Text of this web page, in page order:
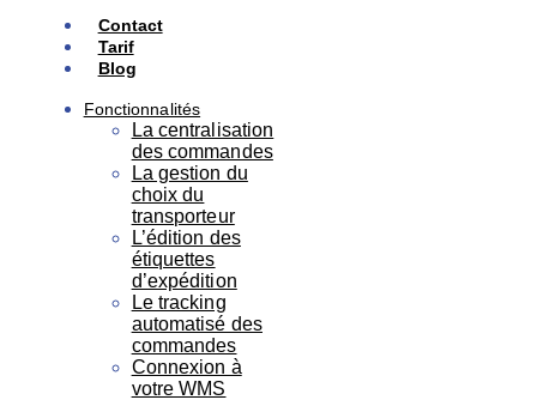
Contact
Tarif
Blog
Fonctionnalités
La centralisation
des commandes
La gestion du
choix du
transporteur
L’édition des
étiquettes
d’expédition
Le tracking
automatisé des
commandes
Connexion à
votre WMS